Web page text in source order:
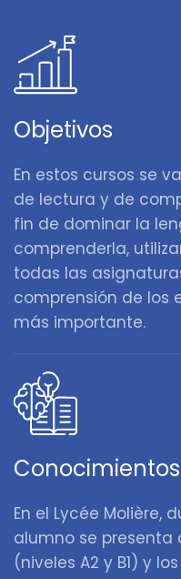
Objetivos
En estos cursos se
de lectura y de
fin de dominar la
comprenderla,
todas las
comprensión de los
más importante.
Conocimientos
En el Lycée Molière,
alumno se presenta
(niveles A2 y B1) y